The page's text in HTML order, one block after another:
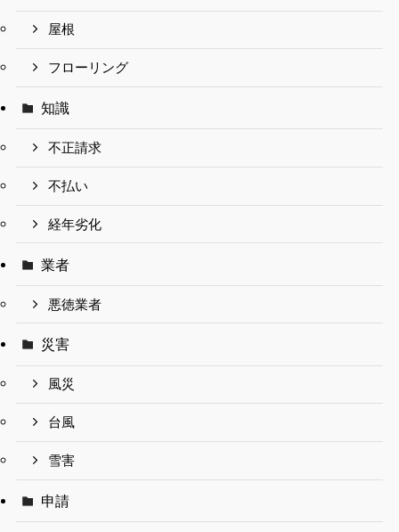
屋根
フローリング
知識
不正請求
不払い
経年劣化
業者
悪徳業者
災害
風災
台風
雪害
申請